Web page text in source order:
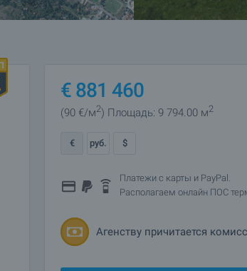
€ 881 460
(90 €/м2) Площадь: 9 794.00 м2
€ руб. $
Платежи с карты и PayPal.
Располагаем онлайн ПОС
Агенству причитается